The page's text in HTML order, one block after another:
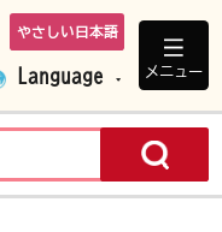
下妻市ホームペ
やさしい日本語
Language メニュー